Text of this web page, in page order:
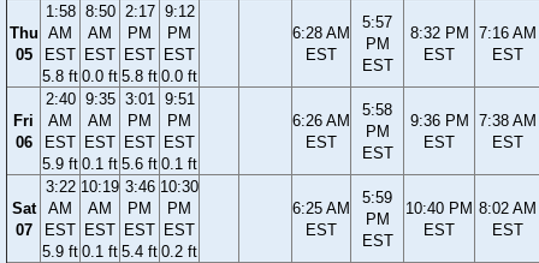
Thu
05
1:58
AM
EST
5.8 ft
8:50
AM
EST
0.0 ft
2:17
PM
EST
5.8 ft
9:12
PM
EST
0.0 ft
6:28 AM
EST
5:57
PM
EST
8:32 PM
EST
7:16 AM
EST
Fri
06
2:40
AM
EST
5.9 ft
9:35
AM
EST
0.1 ft
3:01
PM
EST
5.6 ft
9:51
PM
EST
0.1 ft
6:26 AM
EST
5:58
PM
EST
9:36 PM
EST
7:38 AM
EST
Sat
07
3:22
AM
EST
5.9 ft
10:19
AM
EST
0.1 ft
3:46
PM
EST
5.4 ft
10:30
PM
EST
0.2 ft
6:25 AM
EST
5:59
PM
EST
10:40 PM
EST
8:02 AM
EST